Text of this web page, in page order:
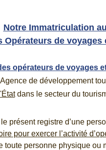
Notre Immatriculation
Opérateurs de voyages
opérateurs de voyages
de développement
dans le secteur du
le présent registre d’une
pour exercer l’activité
toute personne physique ou